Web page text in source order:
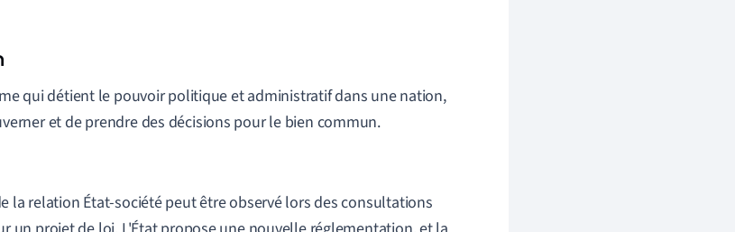
qui détient le pouvoir politique et administratif dans une nation,
et de prendre des décisions pour le bien commun.
la relation État-société peut être observé lors des consultations